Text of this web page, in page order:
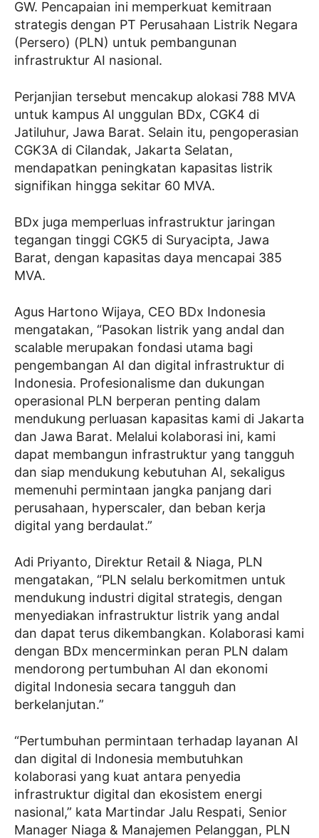
GW. Pencapaian ini memperkuat kemitraan
strategis dengan PT Perusahaan Listrik Negara
(Persero) (PLN) untuk pembangunan
infrastruktur AI nasional.
Perjanjian tersebut mencakup alokasi 788 MVA
untuk kampus AI unggulan BDx, CGK4 di
Jatiluhur, Jawa Barat. Selain itu, pengoperasian
CGK3A di Cilandak, Jakarta Selatan,
mendapatkan peningkatan kapasitas listrik
signifikan hingga sekitar 60 MVA.
BDx juga memperluas infrastruktur jaringan
tegangan tinggi CGK5 di Suryacipta, Jawa
Barat, dengan kapasitas daya mencapai 385
MVA.
Agus Hartono Wijaya, CEO BDx Indonesia
mengatakan, “Pasokan listrik yang andal dan
scalable merupakan fondasi utama bagi
pengembangan AI dan digital infrastruktur di
Indonesia. Profesionalisme dan dukungan
operasional PLN berperan penting dalam
mendukung perluasan kapasitas kami di Jakarta
dan Jawa Barat. Melalui kolaborasi ini, kami
dapat membangun infrastruktur yang tangguh
dan siap mendukung kebutuhan AI, sekaligus
memenuhi permintaan jangka panjang dari
perusahaan, hyperscaler, dan beban kerja
digital yang berdaulat.”
Adi Priyanto, Direktur Retail & Niaga, PLN
mengatakan, “PLN selalu berkomitmen untuk
mendukung industri digital strategis, dengan
menyediakan infrastruktur listrik yang andal
dan dapat terus dikembangkan. Kolaborasi kami
dengan BDx mencerminkan peran PLN dalam
mendorong pertumbuhan AI dan ekonomi
digital Indonesia secara tangguh dan
berkelanjutan.”
“Pertumbuhan permintaan terhadap layanan AI
dan digital di Indonesia membutuhkan
kolaborasi yang kuat antara penyedia
infrastruktur digital dan ekosistem energi
nasional,” kata Martindar Jalu Respati, Senior
Manager Niaga & Manajemen Pelanggan, PLN